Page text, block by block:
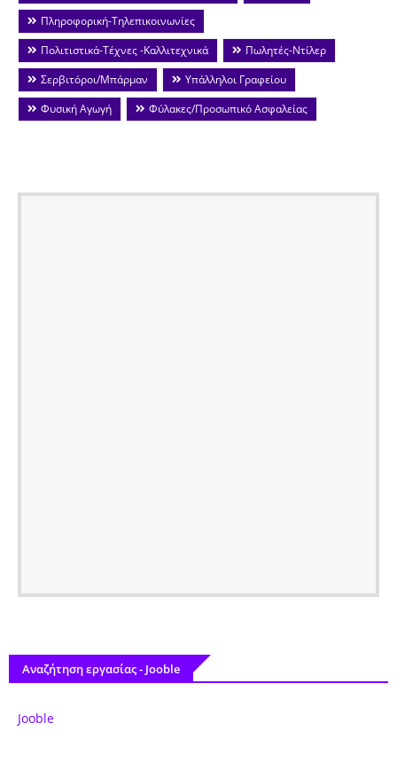
Πληροφορική-Τηλεπικοινωνίες
Πολιτιστικά-Τέχνες -Καλλιτεχνικά
Πωλητές-Ντίλερ
Σερβιτόροι/Μπάρμαν
Υπάλληλοι Γραφείου
Φυσική Αγωγή
Φύλακες/Προσωπικό Ασφαλείας
Αναζήτηση εργασίας - Jooble
Jooble